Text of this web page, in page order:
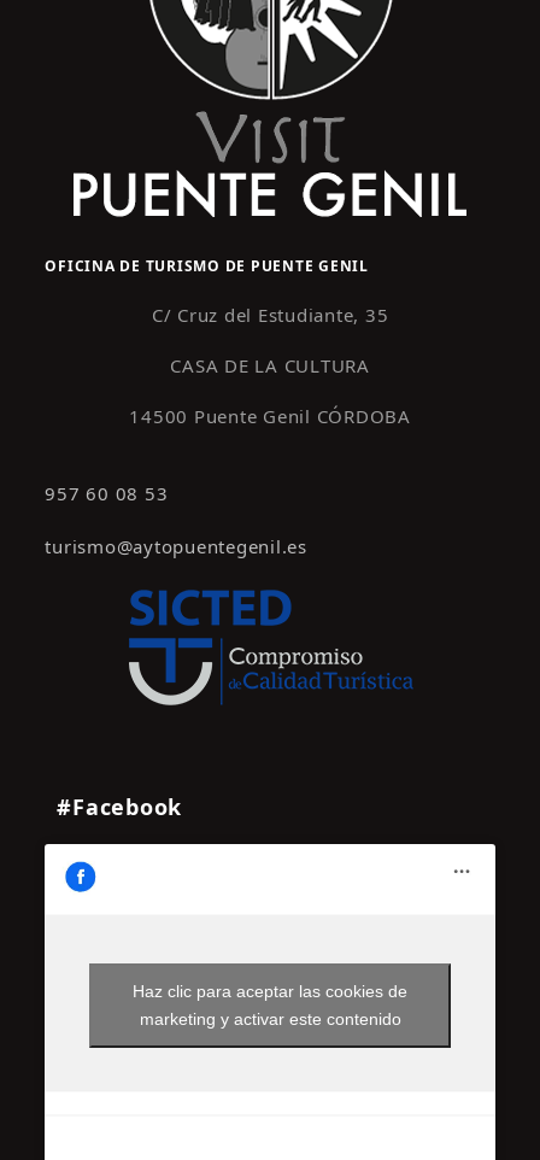
OFICINA DE TURISMO DE PUENTE GENIL
C/ Cruz del Estudiante, 35
CASA DE LA CULTURA
14500 Puente Genil CÓRDOBA
957 60 08 53
turismo@aytopuentegenil.es
#Facebook
Haz clic para aceptar las cookies de
marketing y activar este contenido